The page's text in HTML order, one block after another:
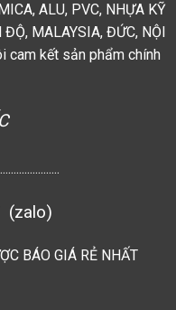
ALU, PVC, NHỰA KỸ
MALAYSIA, ĐỨC, NỘI
cam kết sản phẩm chính
(zalo)
BÁO GIÁ RẺ NHẤT